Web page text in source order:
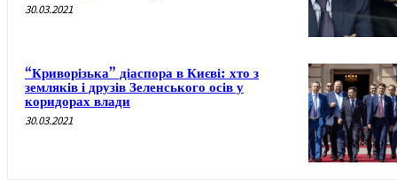
30.03.2021
“Криворізька” діаспора в Києві: хто з
земляків і друзів Зеленського осів у
коридорах влади
30.03.2021